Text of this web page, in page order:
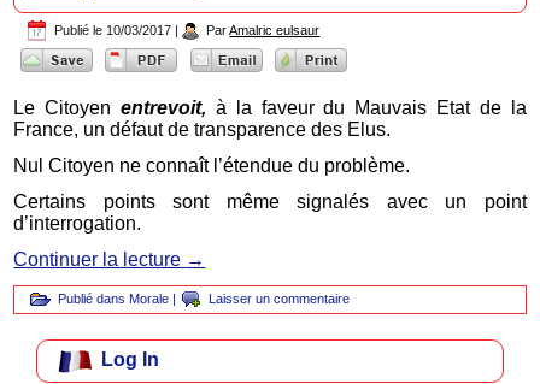
Publié le 10/03/2017 | Par Amalric eulsaur
Le Citoyenentrevoit, à la faveur du Mauvais Etat de la
France, un défaut de transparence des Elus.
Nul Citoyen ne connaît l’étendue du problème.
Certains points sont même signalés avec un point
d’interrogation.
Continuer la lecture →
Publié dans Morale | Laisser un commentaire
Log In